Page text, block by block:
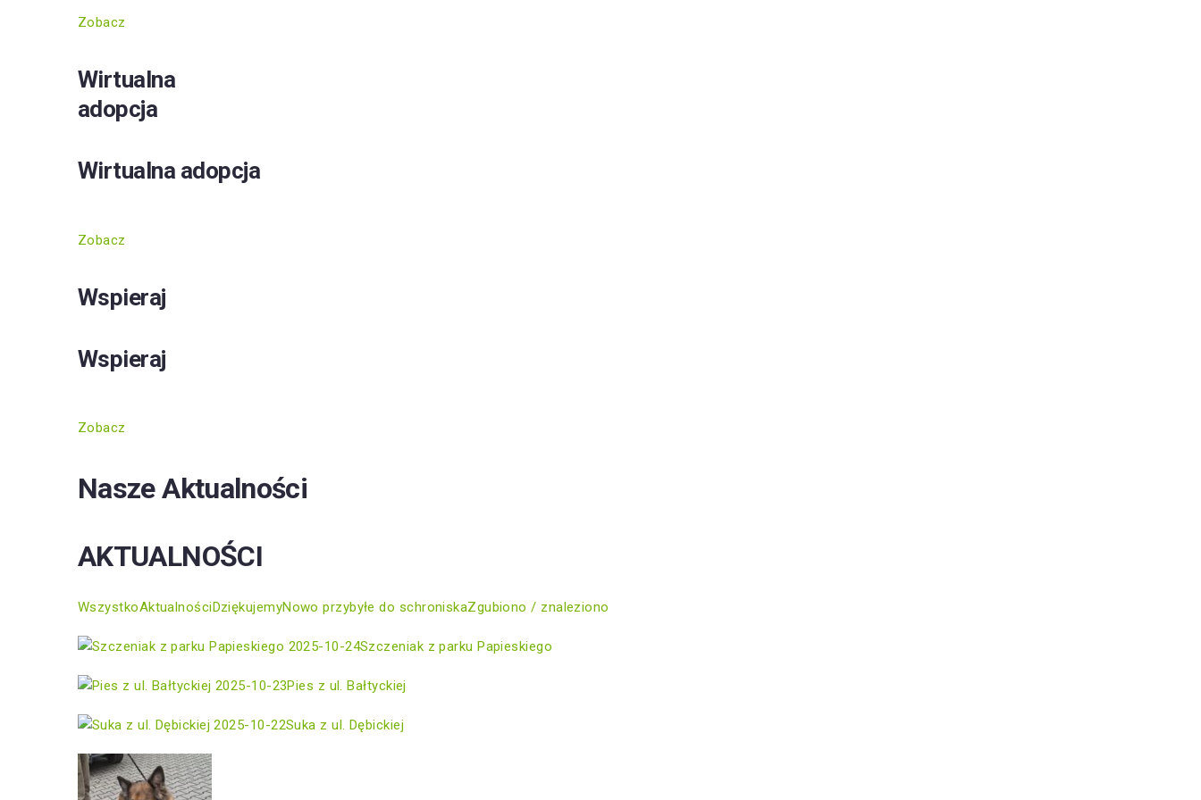
Zobacz
Wirtualna
adopcja
Wirtualna adopcja
Zobacz
Wspieraj
Wspieraj
Zobacz
Nasze Aktualności
AKTUALNOŚCI
WszystkoAktualnościDziękujemyNowo przybyłe do schroniskaZgubiono / znaleziono
2025-10-24Szczeniak z parku Papieskiego
2025-10-23Pies z ul. Bałtyckiej
2025-10-22Suka z ul. Dębickiej